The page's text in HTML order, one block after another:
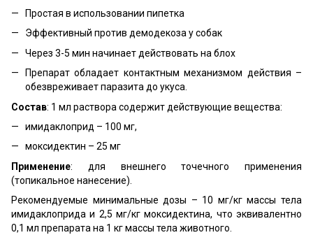
Простая в использовании пипетка
Эффективный против демодекоза у собак
Через 3-5 мин начинает действовать на блох
Препарат обладает контактным механизмом действия –
обезвреживает паразита до укуса.
Состав: 1 мл раствора содержит действующие вещества:
имидаклоприд – 100 мг,
моксидектин – 25 мг
Применение: для внешнего точечного применения
(топикальное нанесение).
Рекомендуемые минимальные дозы – 10 мг/кг массы тела
имидаклоприда и 2,5 мг/кг моксидектина, что эквивалентно
0,1 мл препарата на 1 кг массы тела животного.